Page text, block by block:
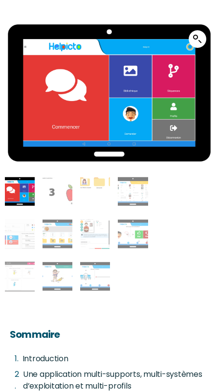
Sommaire
Introduction
Une application multi-supports, multi-systèmes
d’exploitation et multi-profils